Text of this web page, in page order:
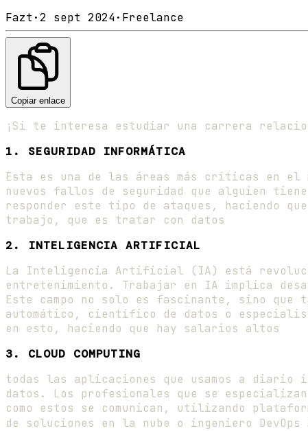
Fazt ·2 sept 2024· Freelance
Copiar enlace
¡Si te interesa estudiar una carrera
1. SEGURIDAD INFORMÁTICA
Esta es una de las áreas más críticas en
nuevos fallos de seguridad que alguien
responder este tipo de ataques, haciendo
trabajo, que es tratar con datos
2.
INTELIGENCIA ARTIFICIAL
La Inteligencia Artificial (IA) está
entretenimiento. Trabajar en IA implica
Este campo no solo es fascinante, sino que
automático, científico de datos o
en esto, haciendo que hay salarios altos
3. CLOUD COMPUTING
todas las aplicaciones que usamos a diario
datos. Los profesionales que se
como estos se comunican, utilizando
de soluciones en la nube o ingeniero